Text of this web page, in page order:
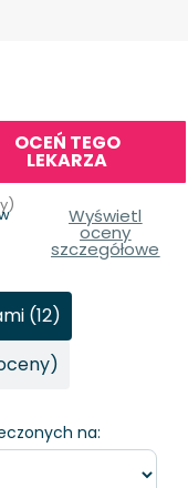
OCEŃ TEGO
LEKARZA
Wyświetl
oceny
szczegółowe
na:
(12)